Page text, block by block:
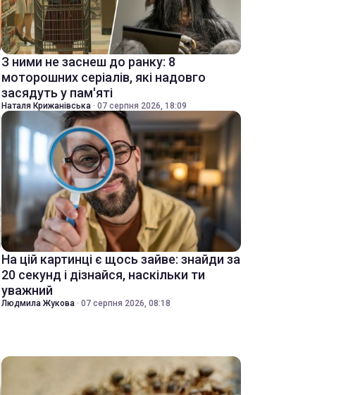
З ними не заснеш до ранку: 8
моторошних серіалів, які надовго
засядуть у пам'яті
Наталя Крижанівська · 07 серпня 2026, 18:09
На цій картинці є щось зайве: знайди за
20 секунд і дізнайся, наскільки ти
уважний
Людмила Жукова · 07 серпня 2026, 08:18